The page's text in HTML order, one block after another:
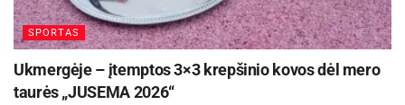
SPORTAS
Ukmergėje – įtemptos 3×3 krepšinio kovos dėl mero
taurės „JUSEMA 2026“